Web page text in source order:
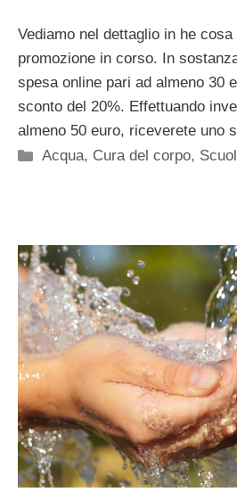
Vediamo nel dettaglio in he
promozione in corso. In
spesa online pari ad almeno 30
sconto del 20%. Effettuando
almeno 50 euro, riceverete uno
Categorie
Acqua, Cura del corpo,